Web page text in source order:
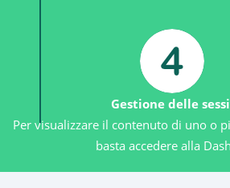
Gestione delle
Per visualizzare il contenuto di uno o
basta accedere alla